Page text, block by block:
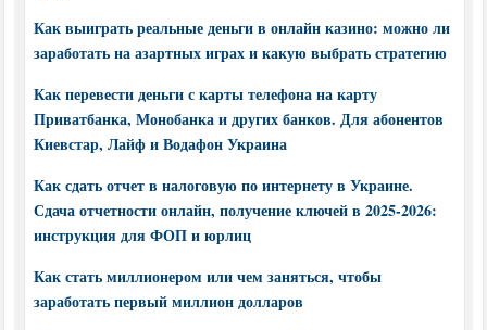
Как выиграть реальные деньги в онлайн казино: можно ли
заработать на азартных играх и какую выбрать стратегию
Как перевести деньги с карты телефона на карту
Приватбанка, Монобанка и других банков. Для абонентов
Киевстар, Лайф и Водафон Украина
Как сдать отчет в налоговую по интернету в Украине.
Сдача отчетности онлайн, получение ключей в 2025-2026:
инструкция для ФОП и юрлиц
Как стать миллионером или чем заняться, чтобы
заработать первый миллион долларов